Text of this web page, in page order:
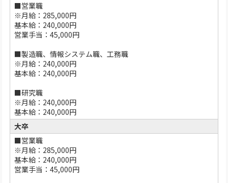
■営業職
※月給：285,000円
基本給：240,000円
営業手当：45,000円
■製造職、情報システム職、工務職
※月給：240,000円
基本給：240,000円
■研究職
※月給：240,000円
基本給：240,000円
大卒
■営業職
※月給：285,000円
基本給：240,000円
営業手当：45,000円